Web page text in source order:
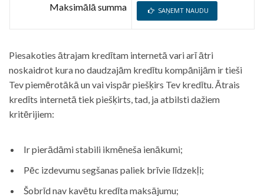
Maksimālā summa SAŅEMT NAUDU
Piesakoties ātrajam kredītam internetā vari arī ātri
noskaidrot kura no daudzajām kredītu kompānijām ir tieši
Tev piemērotākā un vai vispār piešķirs Tev kredītu. Ātrais
kredīts internetā tiek piešķirts, tad, ja atbilsti dažiem
kritērijiem:
Ir pierādāmi stabili ikmēneša ienākumi;
Pēc izdevumu segšanas paliek brīvie līdzekļi;
Šobrīd nav kavētu kredīta maksājumu;